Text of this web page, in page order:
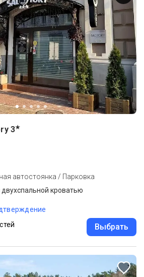
3★
автостоянка / Парковка
кроватью
Выбрать